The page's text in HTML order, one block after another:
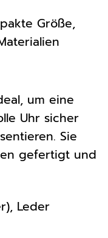
Größe,
um eine
Uhr sicher
Sie
gefertigt und
Leder